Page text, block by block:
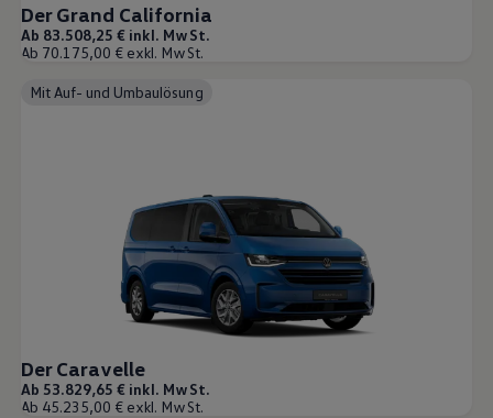
Der Grand California
Ab 83.508,25 € inkl. MwSt.
Ab 70.175,00 € exkl. MwSt.
Mit Auf- und Umbaulösung
Der Caravelle
Ab 53.829,65 € inkl. MwSt.
Ab 45.235,00 € exkl. MwSt.